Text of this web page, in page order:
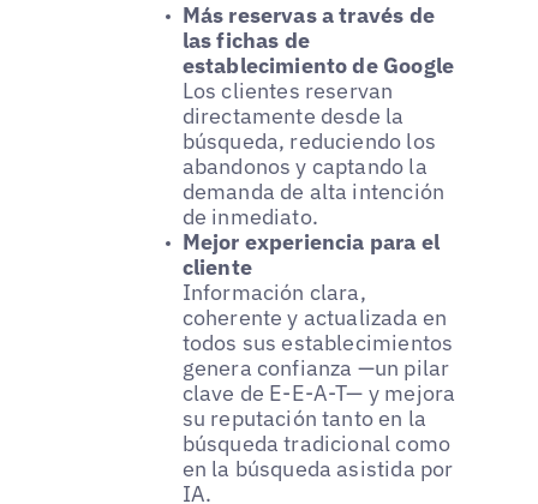
Más reservas a través de
las fichas de
establecimiento de Google
Los clientes reservan
directamente desde la
búsqueda, reduciendo los
abandonos y captando la
demanda de alta intención
de inmediato.
Mejor experiencia para el
cliente
Información clara,
coherente y actualizada en
todos sus establecimientos
genera confianza —un pilar
clave de E-E-A-T— y mejora
su reputación tanto en la
búsqueda tradicional como
en la búsqueda asistida por
IA.